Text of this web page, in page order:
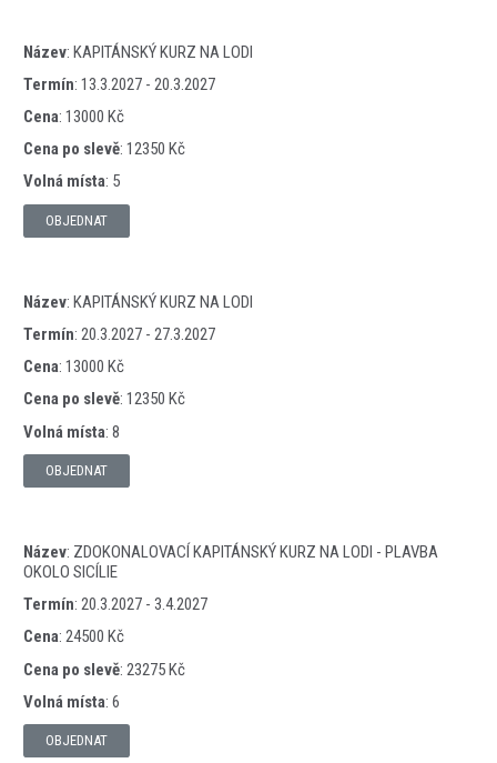
Název: KAPITÁNSKÝ KURZ NA LODI
Termín: 13.3.2027 - 20.3.2027
Cena: 13000 Kč
Cena po slevě: 12350 Kč
Volná místa: 5
OBJEDNAT
Název: KAPITÁNSKÝ KURZ NA LODI
Termín: 20.3.2027 - 27.3.2027
Cena: 13000 Kč
Cena po slevě: 12350 Kč
Volná místa: 8
OBJEDNAT
Název: ZDOKONALOVACÍ KAPITÁNSKÝ KURZ NA LODI - PLAVBA
OKOLO SICÍLIE
Termín: 20.3.2027 - 3.4.2027
Cena: 24500 Kč
Cena po slevě: 23275 Kč
Volná místa: 6
OBJEDNAT